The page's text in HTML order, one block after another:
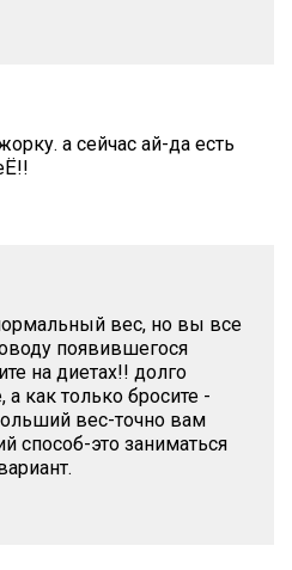
а сейчас ай-да есть
вес, но вы все
появившегося
на диетах!! долго
как только бросите -
вес-точно вам
способ-это заниматься